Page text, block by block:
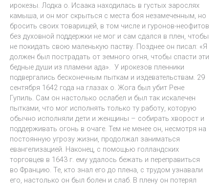
ирокезы. Лодка о. Исаака находилась в густых зарослях
камыша, и он мог скрыться с места боя незамеченным, но
бросить своих товарищей, в том числе и гуронов-неофитов
без духовной поддержки не мог и сам сдался в плен, чтобы
не покидать свою маленькую паству. Позднее он писал: «Я
должен был пострадать от земного огня, чтобы спасти эти
бедные души из пламени ада». У ирокезов пленники
подвергались бесконечным пыткам и издевательствам. 29
сентября 1642 года на глазах о. Жога был убит Рене
Гупиль. Сам он настолько ослабел и был так искалечен
пытками, что мог исполнять только ту работу, которую
обычно исполняли дети и женщины – собирать хворост и
поддерживать огонь в очаге. Тем не менее он, несмотря на
постоянную угрозу жизни, продолжал заниматься
евангелизацией. Наконец, с помощью голландских
торговцев в 1643 г. ему удалось бежать и переправиться
во Францию. Те, кто знал его до плена, с трудом узнавали
его, настолько он был болен и слаб. В плену он потерял